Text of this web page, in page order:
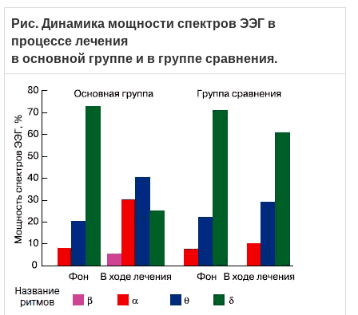
Рис. Динамика мощности спектров ЭЭГ в
процессе лечения
в основной группе и в группе сравнения.